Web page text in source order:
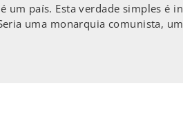
um país. Esta verdade simples é
uma monarquia comunista,